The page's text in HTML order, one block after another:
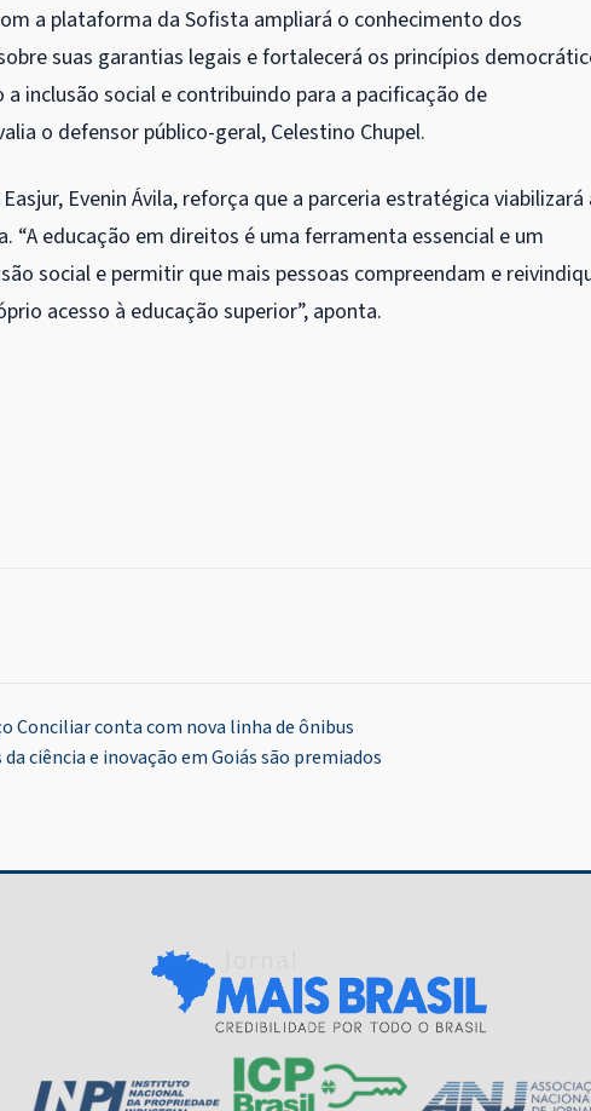
a plataforma da Sofista ampliará o conhecimento dos
suas garantias legais e fortalecerá os princípios
a inclusão social e contribuindo para a pacificação de
o defensor público-geral, Celestino Chupel.
Evenin Ávila, reforça que a parceria estratégica viabilizará
educação em direitos é uma ferramenta essencial e um
social e permitir que mais pessoas compreendam e
acesso à educação superior”, aponta.
Conciliar conta com nova linha de ônibus
ciência e inovação em Goiás são premiados